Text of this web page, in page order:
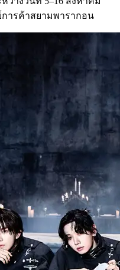
การค้าสยามพารากอน